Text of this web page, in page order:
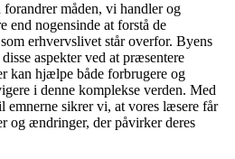
måden, vi handler og
end nogensinde at forstå de
erhvervslivet står overfor. Byens
aspekter ved at præsentere
kan hjælpe både forbrugere og
i denne komplekse verden. Med
emnerne sikrer vi, at vores læsere får
og ændringer, der påvirker deres